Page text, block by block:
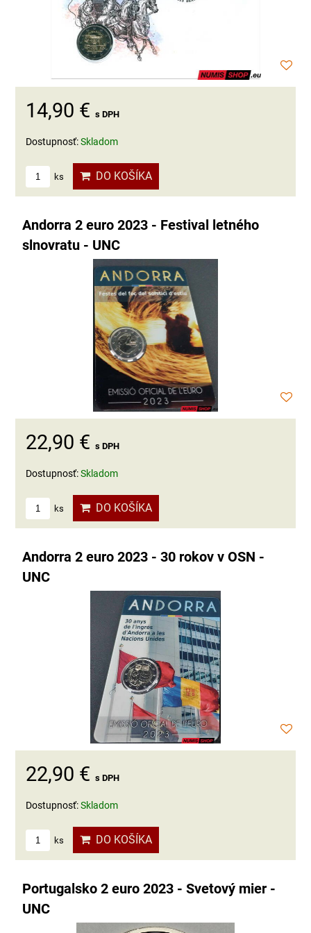
14,90 € s DPH
Dostupnosť:Skladom
ks DO KOŠÍKA
Andorra 2 euro 2023 - Festival letného
slnovratu - UNC
22,90 € s DPH
Dostupnosť:Skladom
ks DO KOŠÍKA
Andorra 2 euro 2023 - 30 rokov v OSN -
UNC
22,90 € s DPH
Dostupnosť:Skladom
ks DO KOŠÍKA
Portugalsko 2 euro 2023 - Svetový mier -
UNC